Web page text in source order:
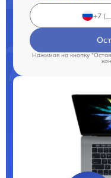
Нажимая на кнопку